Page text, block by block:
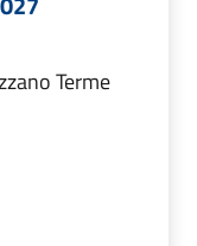
Terme